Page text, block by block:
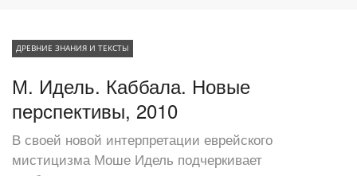
ДРЕВНИЕ ЗНАНИЯ И ТЕКСТЫ
М. Идель. Каббала. Новые
перспективы, 2010
В своей новой интерпретации еврейского
мистицизма Моше Идель подчеркивает